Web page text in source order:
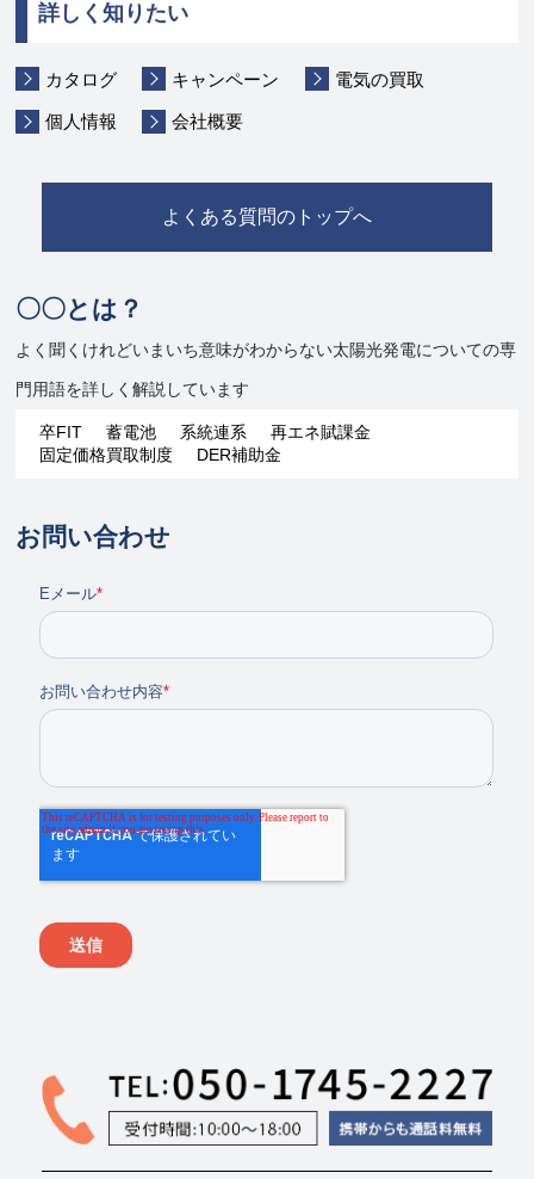
詳しく知りたい
カタログ キャンペーン 電気の買取
個人情報 会社概要
よくある質問のトップへ
〇〇とは？
よく聞くけれどいまいち意味がわからない太陽光発電についての専
門用語を詳しく解説しています
卒FIT 蓄電池 系統連系
再エネ賦課金
固定価格買取制度
DER補助金
お問い合わせ